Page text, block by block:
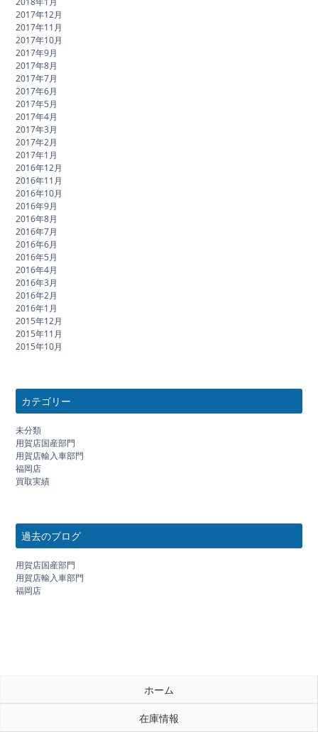
2017年12月
2017年11月
2017年10月
2017年9月
2017年8月
2017年7月
2017年6月
2017年5月
2017年4月
2017年3月
2017年2月
2017年1月
2016年12月
2016年11月
2016年10月
2016年9月
2016年8月
2016年7月
2016年6月
2016年5月
2016年4月
2016年3月
2016年2月
2016年1月
2015年12月
2015年11月
2015年10月
カテゴリー
未分類
用賀店国産部門
用賀店輸入車部門
福岡店
買取実績
過去のブログ
用賀店国産部門
用賀店輸入車部門
福岡店
ホーム
在庫情報